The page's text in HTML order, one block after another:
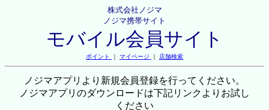
株式会社ノジマ
ノジマ携帯サイト
モバイル会員サイト
ポイント ｜ マイページ ｜ 店舗検索
ノジマアプリより新規会員登録を行ってください。
ノジマアプリのダウンロードは下記リンクよりお試し
ください